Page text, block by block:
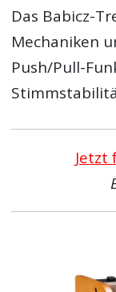
Das Babicz-
Mechaniken
Push/Pull-
Jetzt